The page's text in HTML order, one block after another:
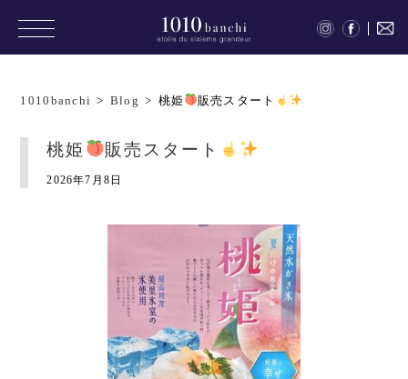
1010banchi > Blog > 桃姫 販売スタート
桃姫 販売スタート
2026年7月8日